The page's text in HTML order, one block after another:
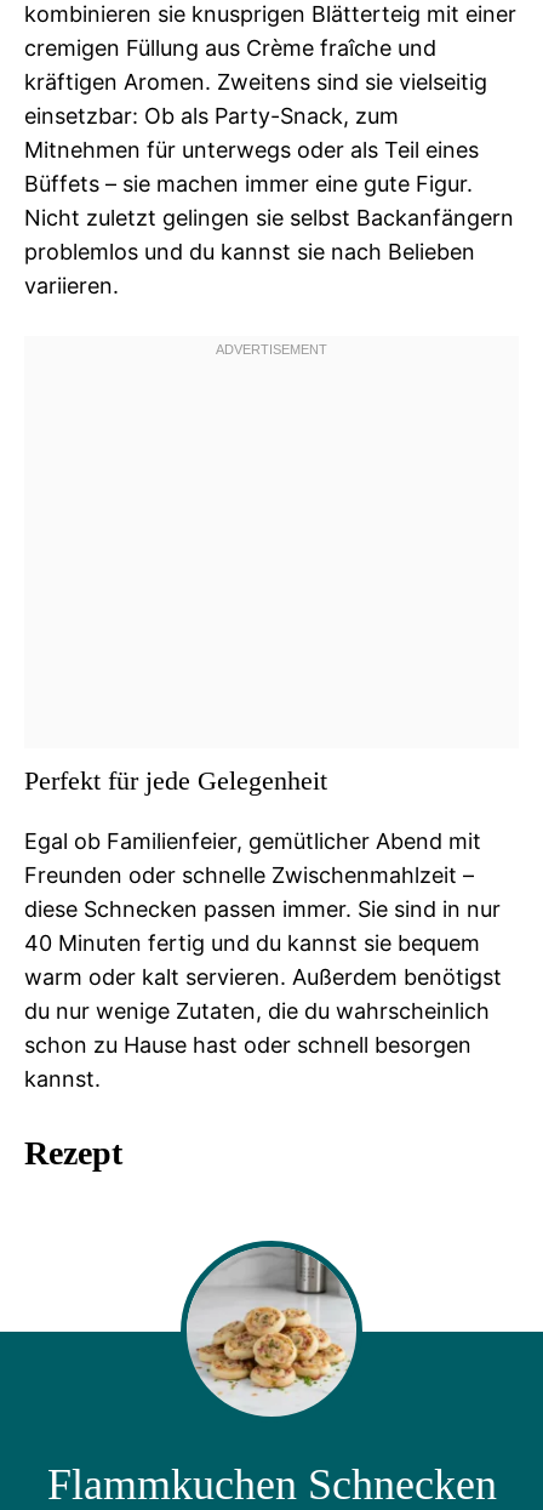
kombinieren sie knusprigen Blätterteig mit einer
cremigen Füllung aus Crème fraîche und
kräftigen Aromen. Zweitens sind sie vielseitig
einsetzbar: Ob als Party-Snack, zum
Mitnehmen für unterwegs oder als Teil eines
Büffets – sie machen immer eine gute Figur.
Nicht zuletzt gelingen sie selbst Backanfängern
problemlos und du kannst sie nach Belieben
variieren.
Perfekt für jede Gelegenheit
Egal ob Familienfeier, gemütlicher Abend mit
Freunden oder schnelle Zwischenmahlzeit –
diese Schnecken passen immer. Sie sind in nur
40 Minuten fertig und du kannst sie bequem
warm oder kalt servieren. Außerdem benötigst
du nur wenige Zutaten, die du wahrscheinlich
schon zu Hause hast oder schnell besorgen
kannst.
Rezept
Flammkuchen Schnecken